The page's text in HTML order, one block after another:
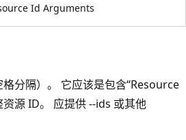
Id Arguments
分隔）。 它应该是包含“Resource
源 ID。 应提供 --ids 或其他